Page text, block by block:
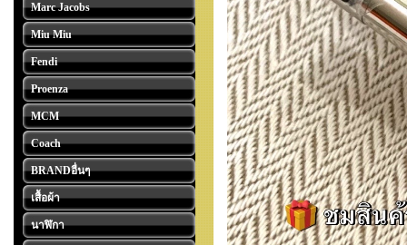
Marc Jacobs
Miu Miu
Fendi
Proenza
MCM
Coach
BRANDอื่นๆ
เสื้อผ้า
นาฬิกา